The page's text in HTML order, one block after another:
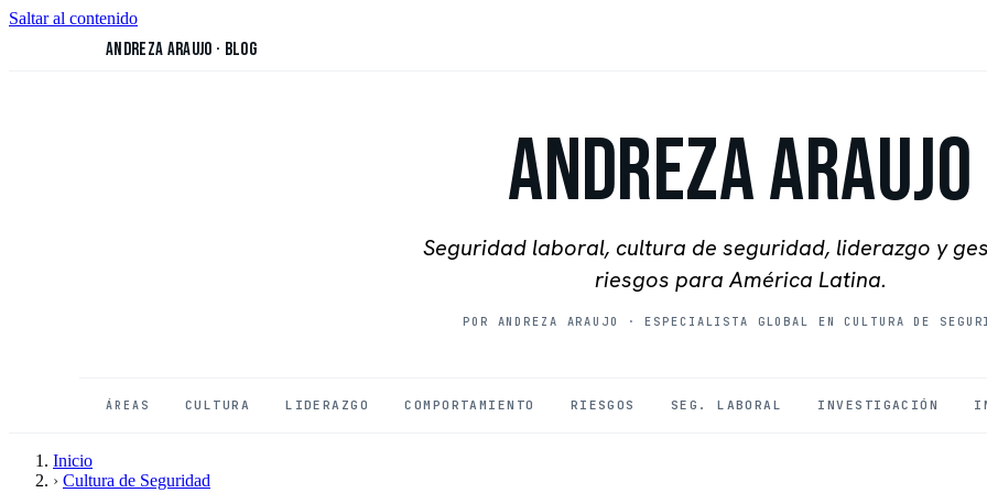
Saltar al contenido
Andreza Araujo · Blog
Andreza Araujo
Seguridad laboral, cultura de seguridad, liderazgo y
riesgos para América Latina.
POR ANDREZA ARAUJO · ESPECIALISTA GLOBAL EN CULTURA DE
ÁREAS CULTURA LIDERAZGO COMPORTAMIENTO RIESGOS SEG. LABORAL INVESTIGACIÓN
Inicio
› Cultura de Seguridad